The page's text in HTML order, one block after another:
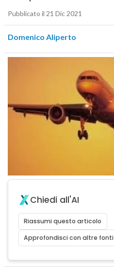
Pubblicato il 21 Dic 2021
Domenico Aliperto
Chiedi all'AI
Riassumi questo articolo
Approfondisci con altre fonti